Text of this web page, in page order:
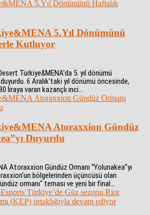
5.Yıl Dönümünü
Kutluyor
Türkiye&MENA'da 5. yıl dönümü
duyurdu. 6 Aralık’taki yıl dönümü öncesinde,
liraya varan kazançlı inci...
Atoraxxion Gündüz
Duyurdu
Atoraxxion Gündüz Ormanı “Yolunakea”yı
bölgelerinden üçüncüsü olan
ormanı" teması ve yeni bir final...